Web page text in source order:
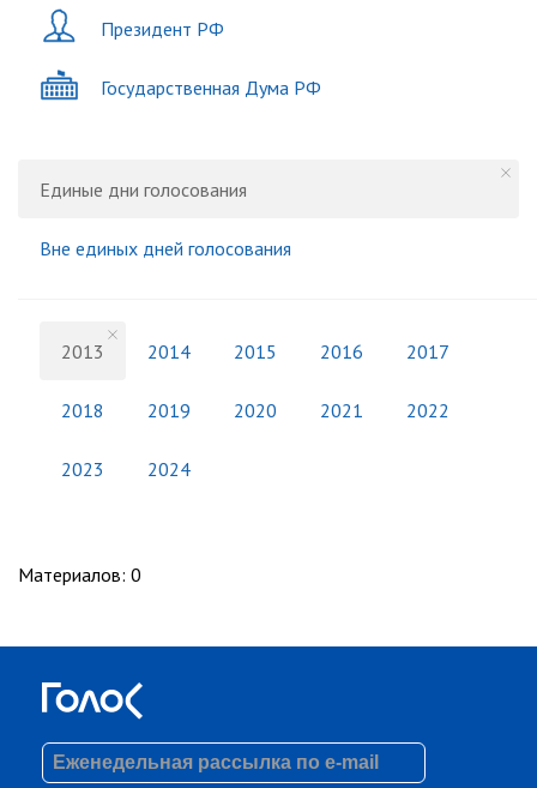
Президент РФ
Государственная Дума РФ
Единые дни голосования
Вне единых дней голосования
2013 2014 2015 2016 2017
2018 2019 2020 2021 2022
2023 2024
Материалов: 0